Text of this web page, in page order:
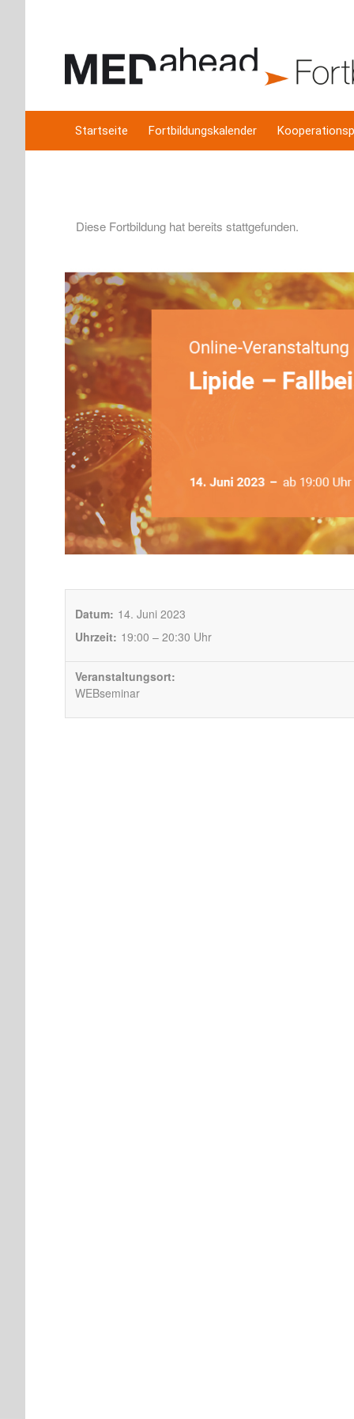
Startseite Fortbildungskalender
Diese Fortbildung hat bereits stattgefunden.
Datum: 14. Juni 2023
Uhrzeit: 19:00 – 20:30 Uhr
Veranstaltungsort:
WEBseminar